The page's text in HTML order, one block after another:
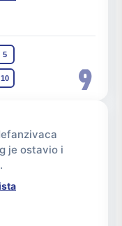
9
5
10
je ostavio i